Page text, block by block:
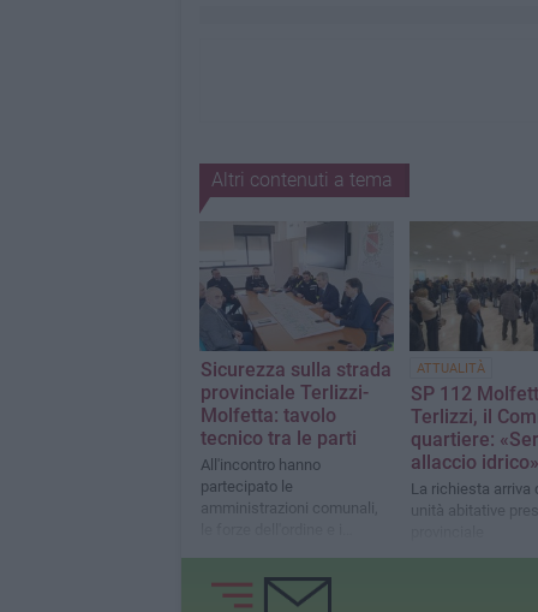
Altri contenuti a tema
Sicurezza sulla strada
provinciale Terlizzi-
Molfetta: tavolo
tecnico tra le parti
All'incontro hanno
partecipato le
amministrazioni comunali,
ATTUALITÀ
SP 112
Terlizzi, il
quartiere:
allaccio idrico»
La richiesta arriva
unità abitative